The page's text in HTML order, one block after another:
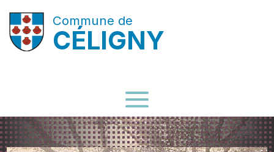
Commune de
CÉLIGNY